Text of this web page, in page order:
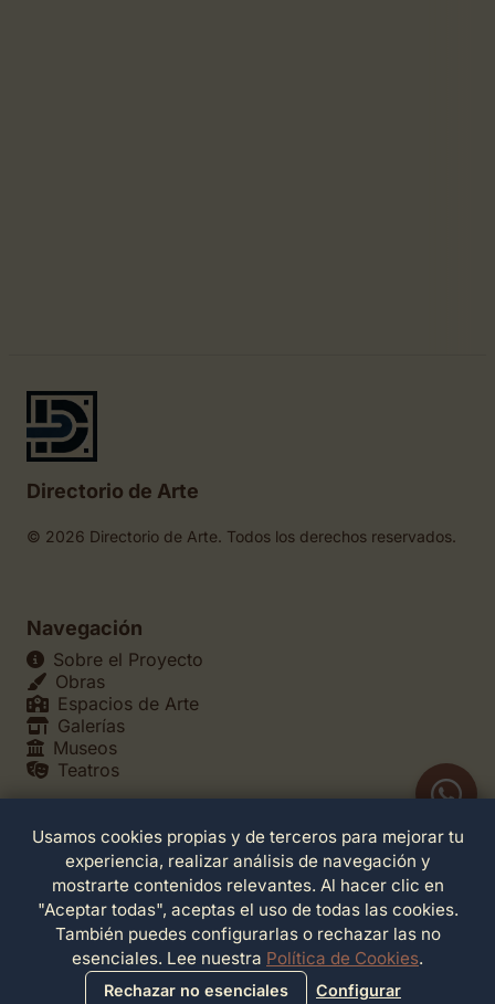
Directorio de Arte
© 2026 Directorio de Arte. Todos los derechos reservados.
Navegación
Sobre el Proyecto
Obras
Espacios de Arte
Galerías
Museos
Teatros
Legales
Política de Privacidad
Política de Cookies
Configuración de Cookies
Términos de Servicio
Contacto
Usamos cookies propias y de terceros para mejorar tu
experiencia, realizar análisis de navegación y
mostrarte contenidos relevantes. Al hacer clic en
"Aceptar todas", aceptas el uso de todas las cookies.
También puedes configurarlas o rechazar las no
esenciales. Lee nuestra Política de Cookies.
Rechazar no esenciales Configurar